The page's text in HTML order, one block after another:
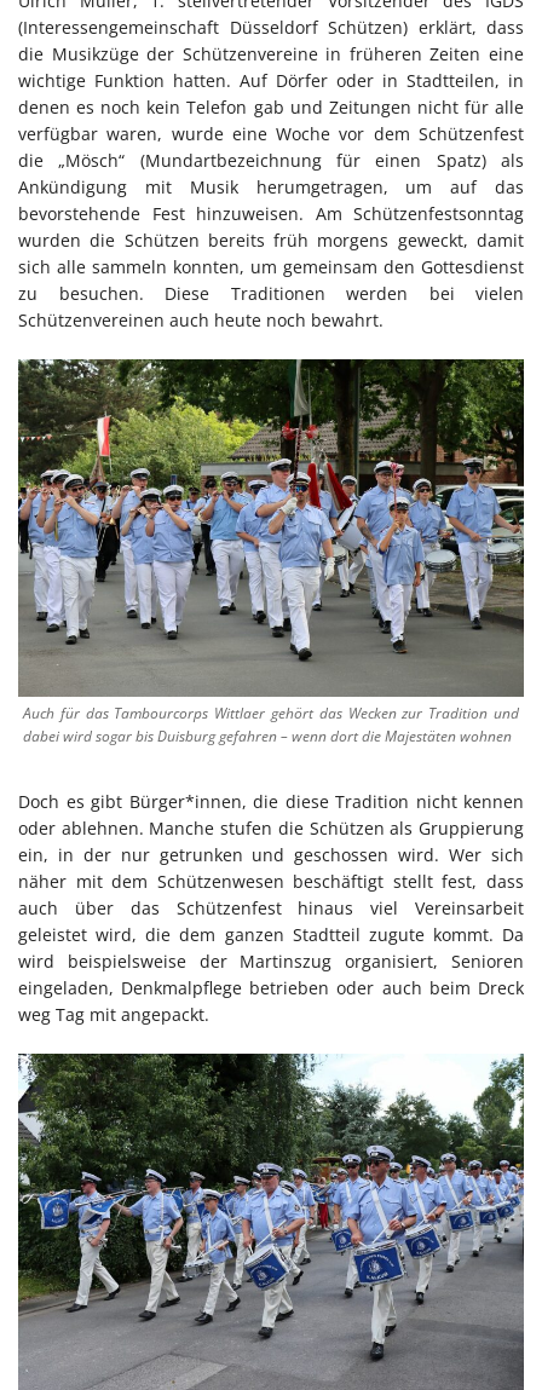
(Interessengemeinschaft Düsseldorf Schützen) erklärt, dass
die Musikzüge der Schützenvereine in früheren Zeiten eine
wichtige Funktion hatten. Auf Dörfer oder in Stadtteilen, in
denen es noch kein Telefon gab und Zeitungen nicht für alle
verfügbar waren, wurde eine Woche vor dem Schützenfest
die „Mösch“ (Mundartbezeichnung für einen Spatz) als
Ankündigung mit Musik herumgetragen, um auf das
bevorstehende Fest hinzuweisen. Am Schützenfestsonntag
wurden die Schützen bereits früh morgens geweckt, damit
sich alle sammeln konnten, um gemeinsam den Gottesdienst
zu besuchen. Diese Traditionen werden bei vielen
Schützenvereinen auch heute noch bewahrt.
Auch für das Tambourcorps Wittlaer gehört das Wecken zur Tradition und
dabei wird sogar bis Duisburg gefahren – wenn dort die Majestäten wohnen
Doch es gibt Bürger*innen, die diese Tradition nicht kennen
oder ablehnen. Manche stufen die Schützen als Gruppierung
ein, in der nur getrunken und geschossen wird. Wer sich
näher mit dem Schützenwesen beschäftigt stellt fest, dass
auch über das Schützenfest hinaus viel Vereinsarbeit
geleistet wird, die dem ganzen Stadtteil zugute kommt. Da
wird beispielsweise der Martinszug organisiert, Senioren
eingeladen, Denkmalpflege betrieben oder auch beim Dreck
weg Tag mit angepackt.